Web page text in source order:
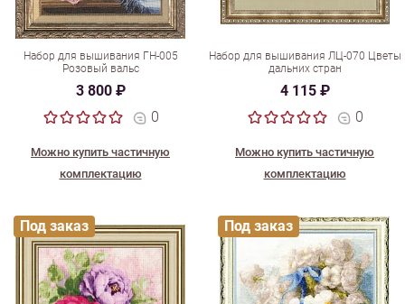
Набор для вышивания ГН-005
Розовый вальс
3 800 ₽
0
Можно купить частичную
комплектацию
Набор для вышивания ЛЦ-070 Цветы
дальних стран
4 115 ₽
0
Можно купить частичную
комплектацию
Под заказ Под заказ